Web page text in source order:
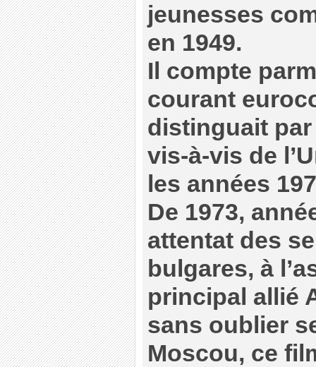
jeunesses
en 1949.
Il compte
courant
distinguait
vis-à-vis de
les années
De 1973,
attentat des
bulgares, à
principal allié
sans oublier
Moscou, ce